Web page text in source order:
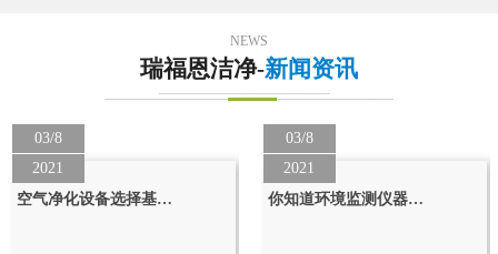
NEWS
瑞福恩洁净-新闻资讯
03/8
2021
空气净化设备选择基…
03/8
2021
你知道环境监测仪器…